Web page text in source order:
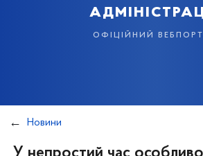
офіційний
Новини